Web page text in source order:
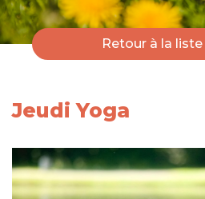
Retour à la liste
Jeudi Yoga